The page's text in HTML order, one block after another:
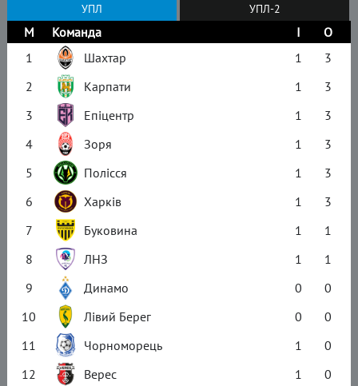
УПЛ УПЛ-2
М Команда І
О
1
Шахтар 1
3
2
Карпати 1
3
3
Епіцентр 1
3
4
Зоря 1
3
5
Полісся 1
3
6
Харків 1
3
7
Буковина 1
1
8
ЛНЗ 1
1
9
Динамо 0
0
10
Лівий Берег 0
0
11
Чорноморець 1
0
12
Верес 1
0